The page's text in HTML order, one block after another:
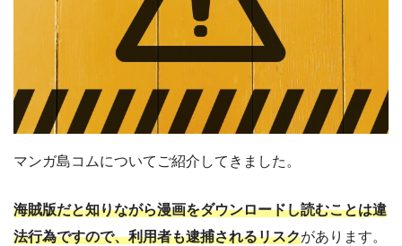
マンガ島コムについてご紹介してきました。
海賊版だと知りながら漫画をダウンロードし読むことは違
法行為ですので、利用者も逮捕されるリスクがあります。